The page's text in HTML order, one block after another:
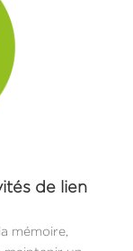
de lien
mémoire,